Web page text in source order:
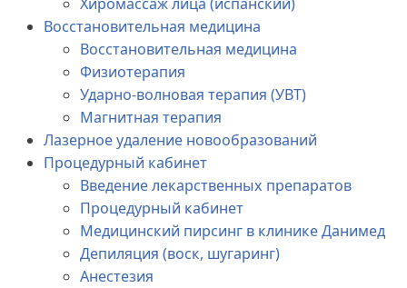
Восстановительная медицина
Восстановительная медицина
Физиотерапия
Ударно-волновая терапия (УВТ)
Магнитная терапия
Лазерное удаление новообразований
Процедурный кабинет
Введение лекарственных препаратов
Процедурный кабинет
Медицинский пирсинг в клинике Данимед
Депиляция (воск, шугаринг)
Анестезия